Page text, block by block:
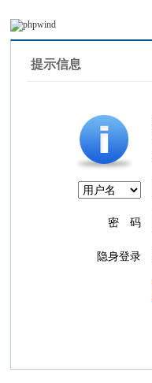
提示信息
密 码
隐身登录